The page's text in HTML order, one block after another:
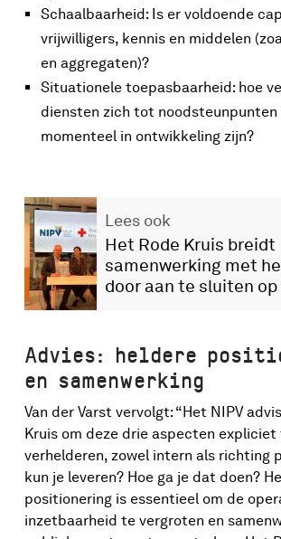
Schaalbaarheid: Is er voldoende
vrijwilligers, kennis en middelen
en aggregaten)?
Situationele toepasbaarheid: hoe
diensten zich tot noodsteunpunten
momenteel in ontwikkeling zijn?
Lees ook
Het Rode Kruis breidt
samenwerking met
door aan te sluiten op
Advies: heldere
en samenwerking
Van der Varst vervolgt: “Het NIPV
Kruis om deze drie aspecten expliciet
verhelderen, zowel intern als richting
kun je leveren? Hoe ga je dat doen?
positionering is essentieel om de
inzetbaarheid te vergroten en